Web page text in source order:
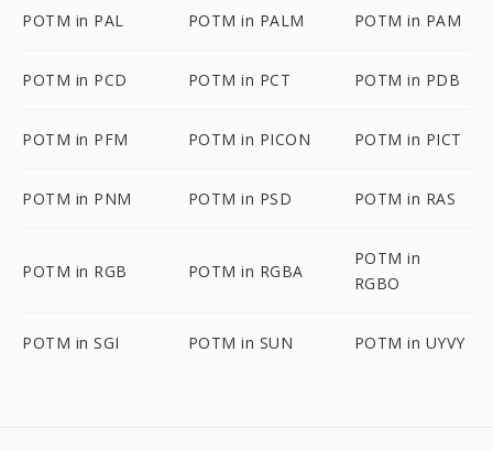
POTM in PAL POTM in PALM POTM in PAM
POTM in PCD POTM in PCT POTM in PDB
POTM in PFM POTM in PICON POTM in PICT
POTM in PNM POTM in PSD POTM in RAS
POTM in RGB POTM in RGBA
POTM in
RGBO
POTM in SGI POTM in SUN POTM in UYVY